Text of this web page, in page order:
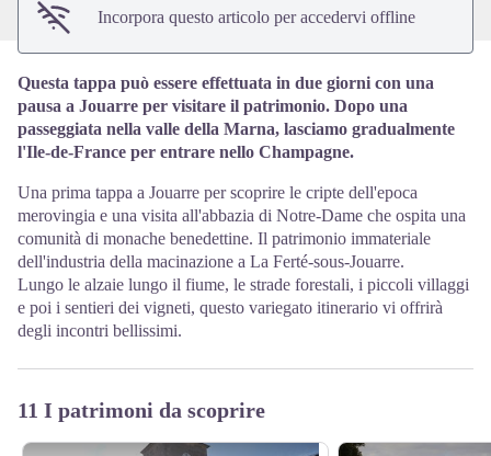
Incorpora questo articolo per accedervi offline
Questa tappa può essere effettuata in due giorni con una
pausa a Jouarre per visitare il patrimonio. Dopo una
passeggiata nella valle della Marna, lasciamo gradualmente
l'Ile-de-France per entrare nello Champagne.
Una prima tappa a Jouarre per scoprire le cripte dell'epoca
merovingia e una visita all'abbazia di Notre-Dame che ospita una
comunità di monache benedettine. Il patrimonio immateriale
dell'industria della macinazione a La Ferté-sous-Jouarre.
Lungo le alzaie lungo il fiume, le strade forestali, i piccoli villaggi
e poi i sentieri dei vigneti, questo variegato itinerario vi offrirà
degli incontri bellissimi.
11 I patrimoni da scoprire